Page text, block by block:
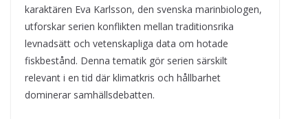
karaktären Eva Karlsson, den svenska marinbiologen,
utforskar serien konflikten mellan traditionsrika
levnadsätt och vetenskapliga data om hotade
fiskbestånd. Denna tematik gör serien särskilt
relevant i en tid där klimatkris och hållbarhet
dominerar samhällsdebatten.